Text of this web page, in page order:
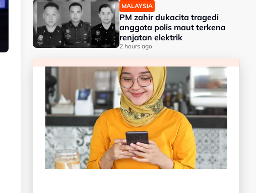
MALAYSIA
PM zahir dukacita tragedi
anggota polis maut terkena
renjatan elektrik
2 hours ago